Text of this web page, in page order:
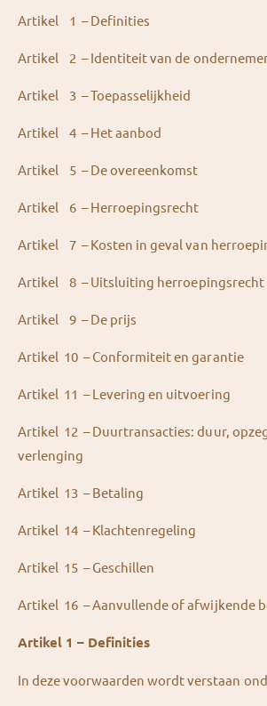
Artikel 1 – Definities
Artikel 2 – Identiteit van de
Artikel 3 – Toepasselijkheid
Artikel 4 – Het aanbod
Artikel 5 – De overeenkomst
Artikel 6 – Herroepingsrecht
Artikel 7 – Kosten in geval van
Artikel 8 – Uitsluiting herroepingsrecht
Artikel 9 – De prijs
Artikel 10 – Conformiteit en garantie
Artikel 11 – Levering en uitvoering
Artikel 12 – Duurtransacties: duur,
verlenging
Artikel 13 – Betaling
Artikel 14 – Klachtenregeling
Artikel 15 – Geschillen
Artikel 16 – Aanvullende of afwijkende
Artikel 1 – Definities
In deze voorwaarden wordt verstaan